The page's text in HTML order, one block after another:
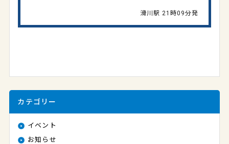
滑川駅 21時09分発
カテゴリー
イベント
お知らせ